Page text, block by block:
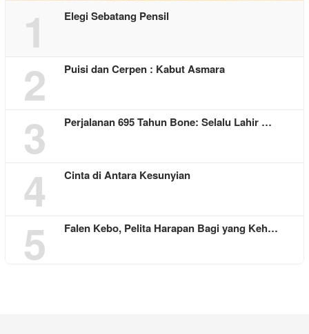
1 Elegi Sebatang Pensil
2 Puisi dan Cerpen : Kabut Asmara
3 Perjalanan 695 Tahun Bone: Selalu Lahir …
4 Cinta di Antara Kesunyian
5 Falen Kebo, Pelita Harapan Bagi yang Keh…